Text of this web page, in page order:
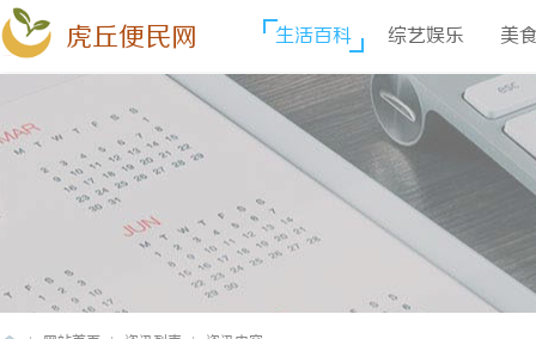
虎丘便民网 生活百科 综艺娱乐 美